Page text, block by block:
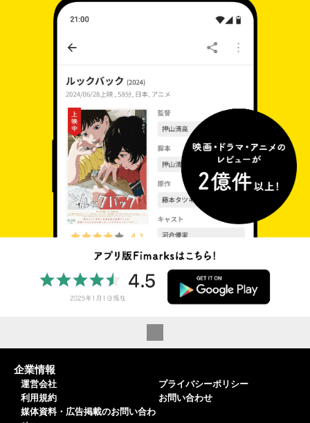
企業情報
運営会社
利用規約
媒体資料・広告掲載のお問い合わ
プライバシーポリシー
お問い合わせ